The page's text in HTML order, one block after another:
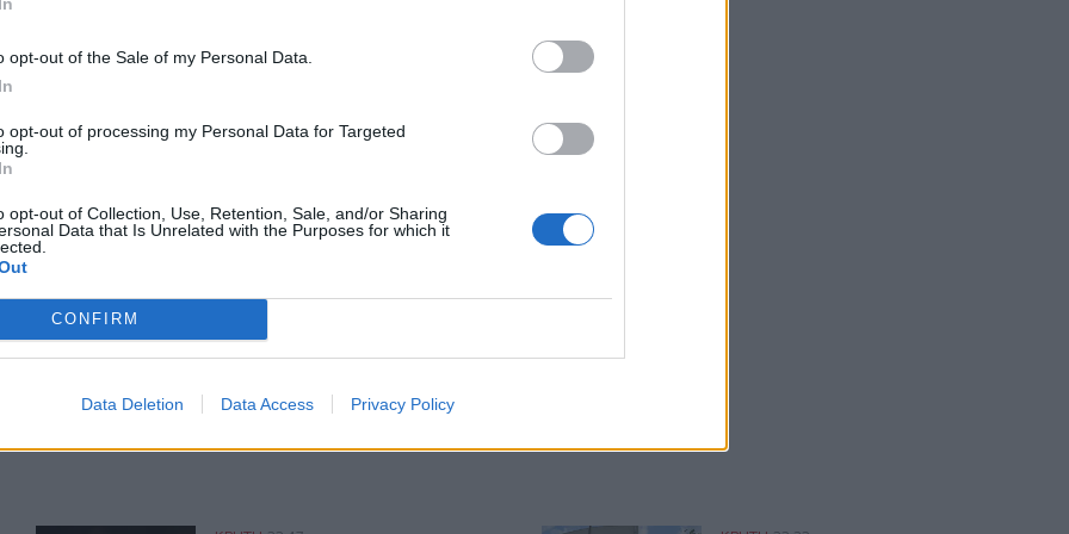
opt-out of the Sale of my Personal Data.
opt-out of processing my Personal Data for Targeted
opt-out of Collection, Use, Retention, Sale, and/or Sharing
Data that Is Unrelated with the Purposes for which it
CONFIRM
Data Deletion Data Access Privacy Policy
TAGS
του CRETALIVE
ΕΊΔΗΣΗ